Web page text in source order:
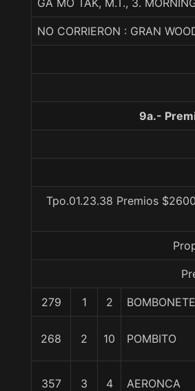
GA MO TAK, M.T., 3.
NO CORRIERON : GRAN
9a.-
Tpo.01.23.38 Premios
279 1 2 BOMBONETE
268 2 10 POMBITO
357 3 4 AERONCA